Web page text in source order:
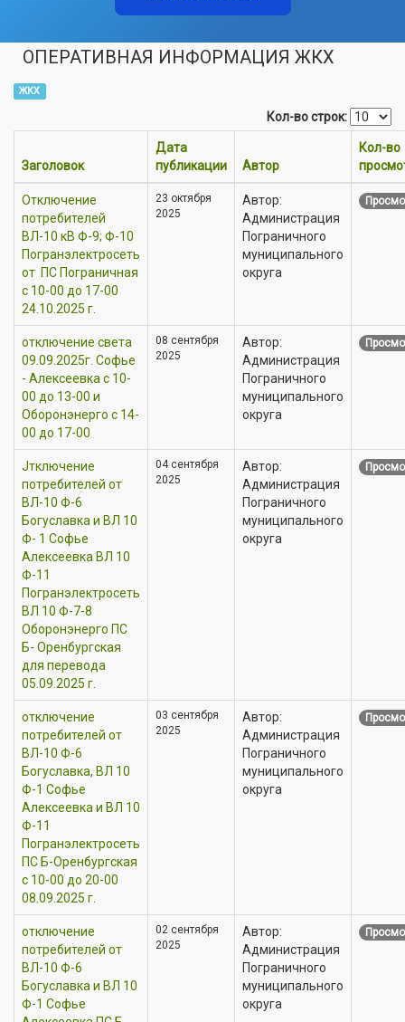
ОПЕРАТИВНАЯ ИНФОРМАЦИЯ ЖКХ
ЖКХ
Кол-во строк:
Заголовок
Дата
публикации
Автор
Кол-во
Отключение
потребителей
ВЛ-10 кВ Ф-9; Ф-10
Погранэлектросеть
от ПС Пограничная
с 10-00 до 17-00
24.10.2025 г.
23 октября
2025
Автор:
Администрация
Пограничного
муниципального
округа
отключение света
09.09.2025г. Софье
- Алексеевка с 10-
00 до 13-00 и
Оборонэнерго с 14-
00 до 17-00
08 сентября
2025
Автор:
Администрация
Пограничного
муниципального
округа
Jтключение
потребителей от
ВЛ-10 Ф-6
Богуславка и ВЛ 10
Ф- 1 Софье
Алексеевка ВЛ 10
Ф-11
Погранэлектросеть
ВЛ 10 Ф-7-8
Оборонэнерго ПС
Б- Оренбургская
для перевода
05.09.2025 г.
04 сентября
2025
Автор:
Администрация
Пограничного
муниципального
округа
отключение
потребителей от
ВЛ-10 Ф-6
Богуславка, ВЛ 10
Ф-1 Софье
Алексеевка и ВЛ 10
Ф-11
Погранэлектросеть
ПС Б-Оренбургская
с 10-00 до 20-00
08.09.2025 г.
03 сентября
2025
Автор:
Администрация
Пограничного
муниципального
округа
отключение
потребителей от
ВЛ-10 Ф-6
Богуславка и ВЛ 10
Ф-1 Софье
02 сентября
2025
Автор:
Администрация
Пограничного
муниципального
округа